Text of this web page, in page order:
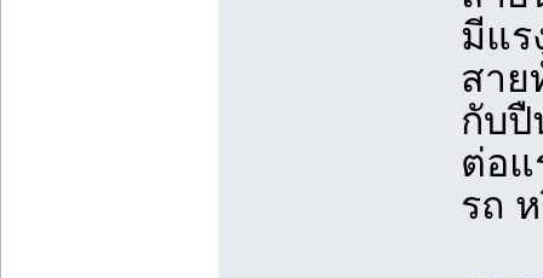
มีแร
สาย
กับ
ต่อแ
รถ